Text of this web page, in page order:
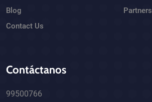
Blog
Contact Us
Partners
Contáctanos
99500766